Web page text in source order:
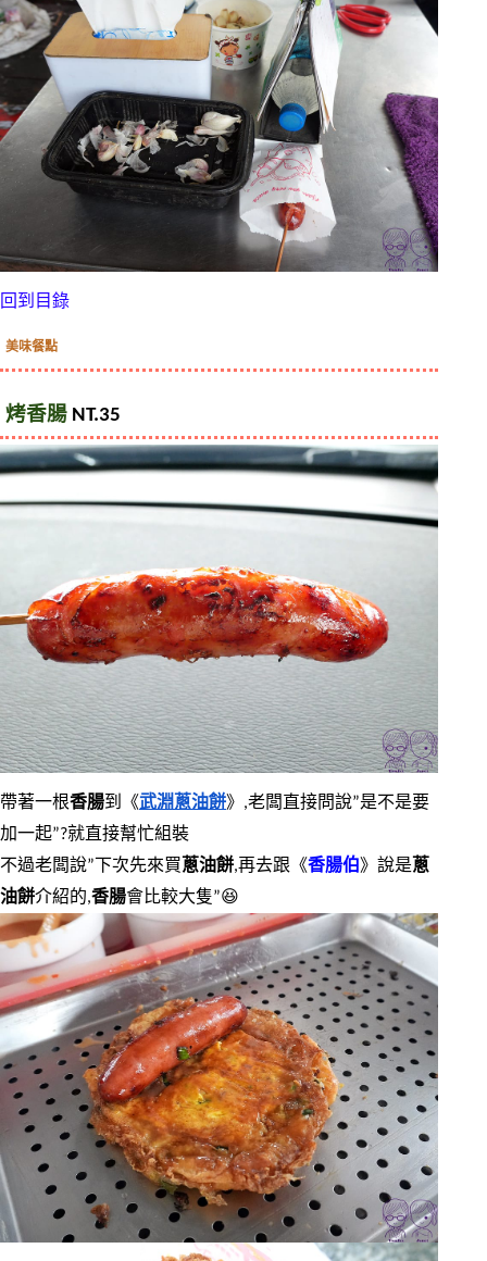
回到目錄
美味餐點
烤香腸 NT.35
帶著一根香腸到《武淵蔥油餅》,老闆直接問說”是不是要
加一起”?就直接幫忙組裝
不過老闆說”下次先來買蔥油餅,再去跟《香腸伯 》說是蔥
油餅介紹的,香腸會比較大隻”😆